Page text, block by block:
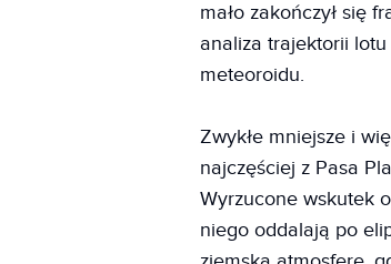
mało zakończył się
analiza trajektorii
meteoroidu.
Zwykłe mniejsze i
najczęściej z Pasa
Wyrzucone wskutek
niego oddalają po